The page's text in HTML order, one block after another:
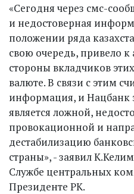
«Сегодня через смс-
и недостоверная
положении ряда
свою очередь, привело
стороны вкладчиков
валюте. В связи с этим
информация, и Нацбанк
является ложной,
провокационной и
дестабилизацию
страны», - заявил
Службе центральных
Президенте РК.